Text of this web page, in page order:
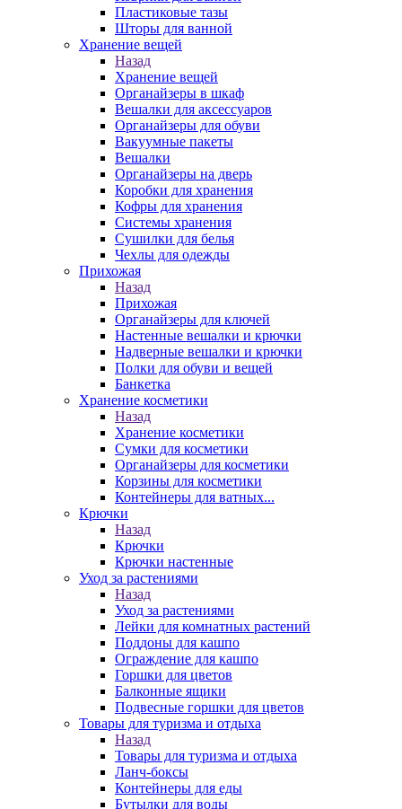
Пластиковые тазы
Шторы для ванной
Хранение вещей
Назад
Хранение вещей
Органайзеры в шкаф
Вешалки для аксессуаров
Органайзеры для обуви
Вакуумные пакеты
Вешалки
Органайзеры на дверь
Коробки для хранения
Кофры для хранения
Системы хранения
Сушилки для белья
Чехлы для одежды
Прихожая
Назад
Прихожая
Органайзеры для ключей
Настенные вешалки и крючки
Надверные вешалки и крючки
Полки для обуви и вещей
Банкетка
Хранение косметики
Назад
Хранение косметики
Сумки для косметики
Органайзеры для косметики
Корзины для косметики
Контейнеры для ватных...
Крючки
Назад
Крючки
Крючки настенные
Уход за растениями
Назад
Уход за растениями
Лейки для комнатных растений
Поддоны для кашпо
Ограждение для кашпо
Горшки для цветов
Балконные ящики
Подвесные горшки для цветов
Товары для туризма и отдыха
Назад
Товары для туризма и отдыха
Ланч-боксы
Контейнеры для еды
Бутылки для воды